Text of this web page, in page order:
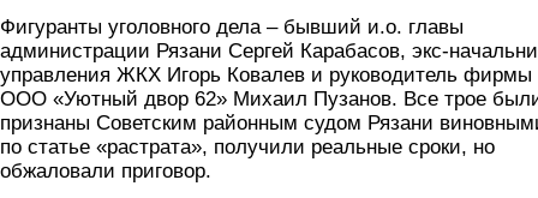
Фигуранты уголовного дела – бывший и.о. главы
администрации Рязани Сергей Карабасов, экс-
управления ЖКХ Игорь Ковалев и руководитель фирмы
ООО «Уютный двор 62» Михаил Пузанов. Все трое
признаны Советским районным судом Рязани
по статье «растрата», получили реальные сроки, но
обжаловали приговор.